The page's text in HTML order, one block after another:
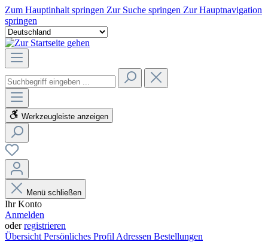
Zum Hauptinhalt springen Zur Suche springen Zur Hauptnavigation
springen
Werkzeugleiste anzeigen
Menü schließen
Ihr Konto
Anmelden
oderregistrieren
Übersicht Persönliches Profil Adressen Bestellungen